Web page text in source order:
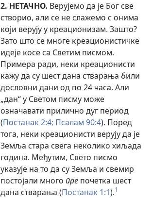
2. НЕТАЧНО. Верујемо да је Бог све
створио, али се не слажемо с онима
који верују у креационизам. Зашто?
Зато што се многе креационистичке
идеје косе са Светим писмом.
Примера ради, неки креационисти
кажу да су шест дана стварања били
дословни дани од по 24 часа. Али
„дан“ у Светом писму може
означавати прилично дуг период
(Постанак 2:4; Псалам 90:4). Поред
тога, неки креационисти верују да је
Земља стара свега неколико хиљада
година. Међутим, Свето писмо
указује на то да су Земља и свемир
постојали много пре почетка шест
дана стварања (Постанак 1:1).1